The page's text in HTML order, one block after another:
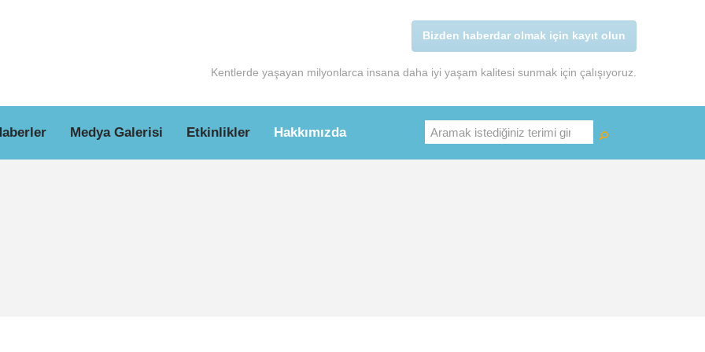
Kentlerde yaşayan milyonlarca insana daha iyi yaşam kalitesi sunmak için çalışıyoruz.
Bizden haberdar olmak için kayıt olun
Medya Galerisi Etkinlikler Hakkımızda Ara